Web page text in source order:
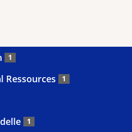
1
Ressources 1
1